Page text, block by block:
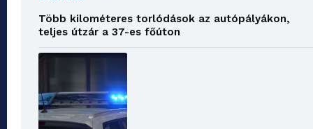
Több kilométeres torlódások az autópályákon,
teljes útzár a 37-es főúton